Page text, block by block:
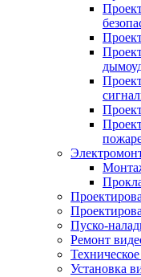
Пуско-
Ремонт
Установка